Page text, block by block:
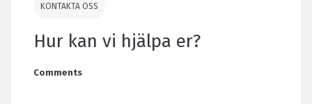
KONTAKTA OSS
Hur kan vi hjälpa er?
Comments